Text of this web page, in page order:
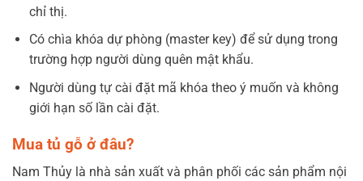
chỉ thị.
Có chìa khóa dự phòng (master key) để sử dụng trong
trường hợp người dùng quên mật khẩu.
Người dùng tự cài đặt mã khóa theo ý muốn và không
giới hạn số lần cài đặt.
Mua tủ gỗ ở đâu?
Nam Thủy là nhà sản xuất và phân phối các sản phẩm nội